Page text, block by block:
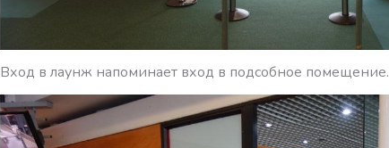
Вход в лаунж напоминает вход в подсобное помещение.